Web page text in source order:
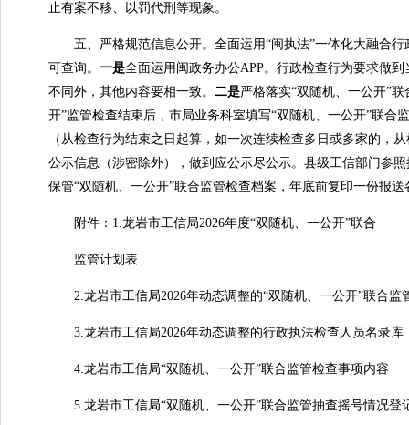
止有案不移、以罚代刑等现象。
五、严格规范信息公开。全面运用“闽执法”一体化大融合行
可查询。 一是全面运用闽政务办公APP。行政检查行为要求做
不同外，其他内容要相一致。 二是严格落实“双随机、一公开”
开”监管检查结束后，市局业务科室填写“双随机、一公开”联
（从检查行为结束之日起算，如一次连续检查多日或多家的，
公示信息（涉密除外），做到应公示尽公示。县级工信部门参
保管“双随机、一公开”联合监管检查档案，年底前复印一份报
附件：1.龙岩市工信局2026年度“双随机、一公开”联合
监管计划表
2.龙岩市工信局2026年动态调整的“双随机、一公开”联合监
3.龙岩市工信局2026年动态调整的行政执法检查人员名录库
4.龙岩市工信局“双随机、一公开”联合监管检查事项内容
5.龙岩市工信局“双随机、一公开”联合监管抽查摇号情况登